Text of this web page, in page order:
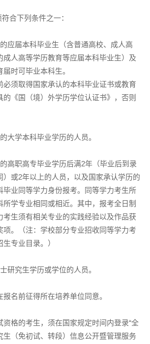
合下列条件之一：
的应届本科毕业生（含普通高校、成人高
成人高等学历教育等应届本科毕业生）及
时可毕业本科生。
必须取得国家承认的本科毕业证书或教育
《国（境）外学历学位认证书》，否则
大学本科毕业学历的人员。
的高职高专毕业学历后满2年（毕业后到录
）或2年以上的人员，以及国家承认学历的
毕业同等学力身份报考。同等学力考生所
所学专业相同或相近。其中，报考全日制
考生须有相关专业的实践经验以及作品获
项。（注：学校部分专业招收同等学力考
专业目录。）
研究生学历或学位的人员。
名前征得所在培养单位同意。
资格的考生，须在国家规定时间内登录“全
生（免初试、转段）信息公开暨管理服务